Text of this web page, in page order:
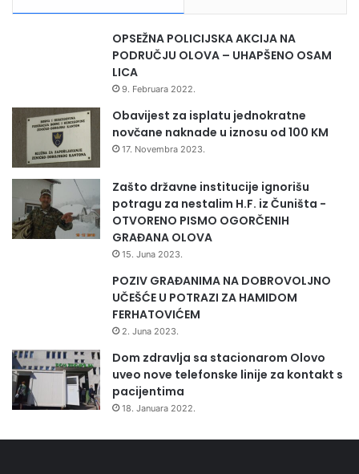
samom ulazu u kanjon Krivaje, sa pogledom na trokut gdje
-Ono što najviše nude smolinske staze je udisanje
medonosnog daha borovih šuma. Na koju god stranu da se
okrenete ili stazu izaberete, iskusit ćete uticaj borovine
koji smiruje i eliminiše psihičku napetost. Duži boravak na
OPSEŽNA POLICIJSKA AKCIJA NA
PODRUČJU OLOVA – UHAPŠENO OSAM
LICA
9. Februara 2022.
Obavijest za isplatu jednokratne
novčane naknade u iznosu od 100 KM
17. Novembra 2023.
Zašto državne institucije ignorišu
potragu za nestalim H.F. iz Čuništa -
OTVORENO PISMO OGORČENIH
GRAĐANA OLOVA
15. Juna 2023.
POZIV GRAĐANIMA NA DOBROVOLJNO
UČEŠĆE U POTRAZI ZA HAMIDOM
FERHATOVIĆEM
2. Juna 2023.
Dom zdravlja sa stacionarom Olovo
uveo nove telefonske linije za kontakt s
pacijentima
18. Januara 2022.